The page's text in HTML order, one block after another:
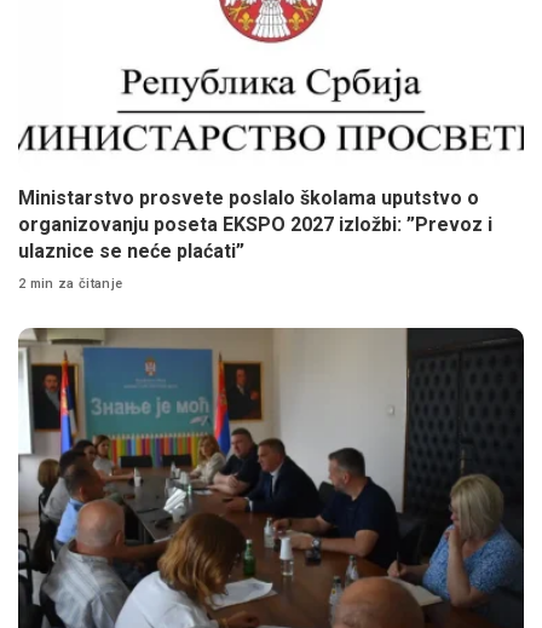
Ministarstvo prosvete poslalo školama uputstvo o
organizovanju poseta EKSPO 2027 izložbi: ”Prevoz i
ulaznice se neće plaćati”
2 min za čitanje